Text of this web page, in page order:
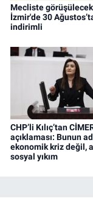
Mecliste
İzmir'de 30
indirimli
CHP’li Kılıç’tan
açıklaması: Bunun
ekonomik kriz değil,
sosyal yıkım